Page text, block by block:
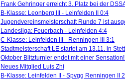
Frank Gehringer erreicht 3. Platz bei der
B-Klasse: Leonberg III - Leinfelden II 0:4
Jugendvereinsmeisterschaft Runde 7 ist
Landesliga: Feuerbach - Leinfelden 4:4
C-Klasse: Leinfelden III - Renningen III 3:1
Stadtmeisterschaft LE startet am 13.11. in
Oktober Blitzturnier endet mit einer
Neues Mitglied Luis Zhi
B-Klasse: Leinfelden II - Spvgg Renningen II